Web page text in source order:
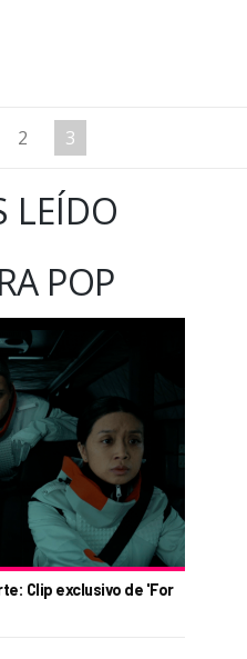
2 3
LEÍDO
POP
Clip exclusivo de 'For